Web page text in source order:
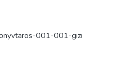
001-001-gizi